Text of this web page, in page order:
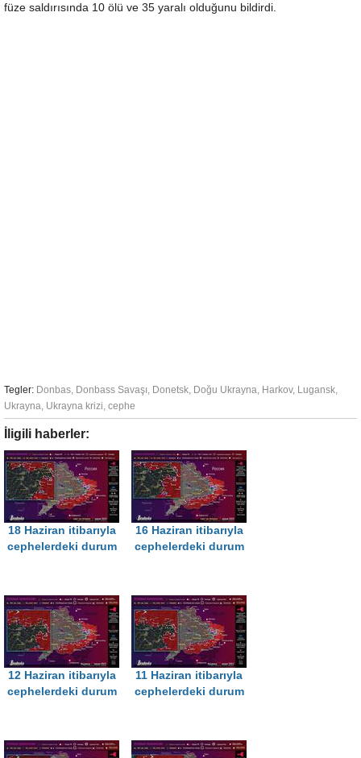
füze saldırısında 10 ölü ve 35 yaralı olduğunu bildirdi.
Tegler: Donbas, Donbass Savaşı, Donetsk, Doğu Ukrayna, Harkov, Lugansk,
Ukrayna, Ukrayna krizi, cephe
İligili haberler:
18 Haziran itibarıyla
cephelerdeki durum
16 Haziran itibarıyla
cephelerdeki durum
12 Haziran itibarıyla
cephelerdeki durum
11 Haziran itibarıyla
cephelerdeki durum